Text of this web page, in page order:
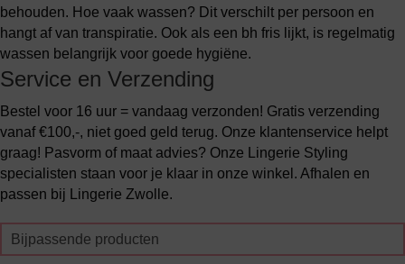
behouden. Hoe vaak wassen? Dit verschilt per persoon en
hangt af van transpiratie. Ook als een bh fris lijkt, is regelmatig
wassen belangrijk voor goede hygiëne.
Service en Verzending
Bestel voor 16 uur = vandaag verzonden! Gratis verzending
vanaf €100,-, niet goed geld terug. Onze klantenservice helpt
graag! Pasvorm of maat advies? Onze Lingerie Styling
specialisten staan voor je klaar in onze winkel. Afhalen en
passen bij Lingerie Zwolle.
Bijpassende producten